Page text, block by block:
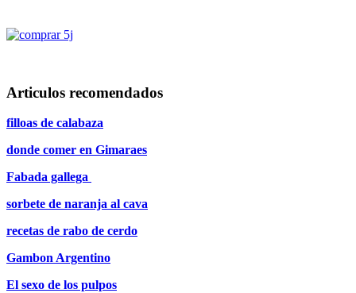
Articulos recomendados
filloas de calabaza
donde comer en Gimaraes
Fabada gallega
sorbete de naranja al cava
recetas de rabo de cerdo
Gambon Argentino
El sexo de los pulpos